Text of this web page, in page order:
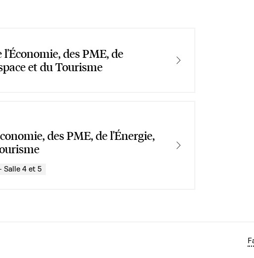
des PME, de
et du Tourisme
des PME, de l'Énergie,
Salle 4 et 5